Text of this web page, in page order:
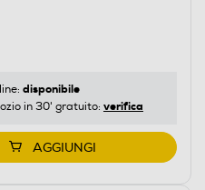
disponibile
in 30' gratuito: verifica
AGGIUNGI